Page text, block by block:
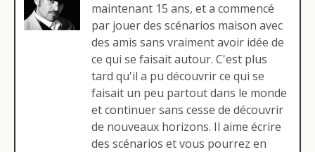
maintenant 15 ans, et a commencé
par jouer des scénarios maison avec
des amis sans vraiment avoir idée de
ce qui se faisait autour. C'est plus
tard qu'il a pu découvrir ce qui se
faisait un peu partout dans le monde
et continuer sans cesse de découvrir
de nouveaux horizons. Il aime écrire
des scénarios et vous pourrez en